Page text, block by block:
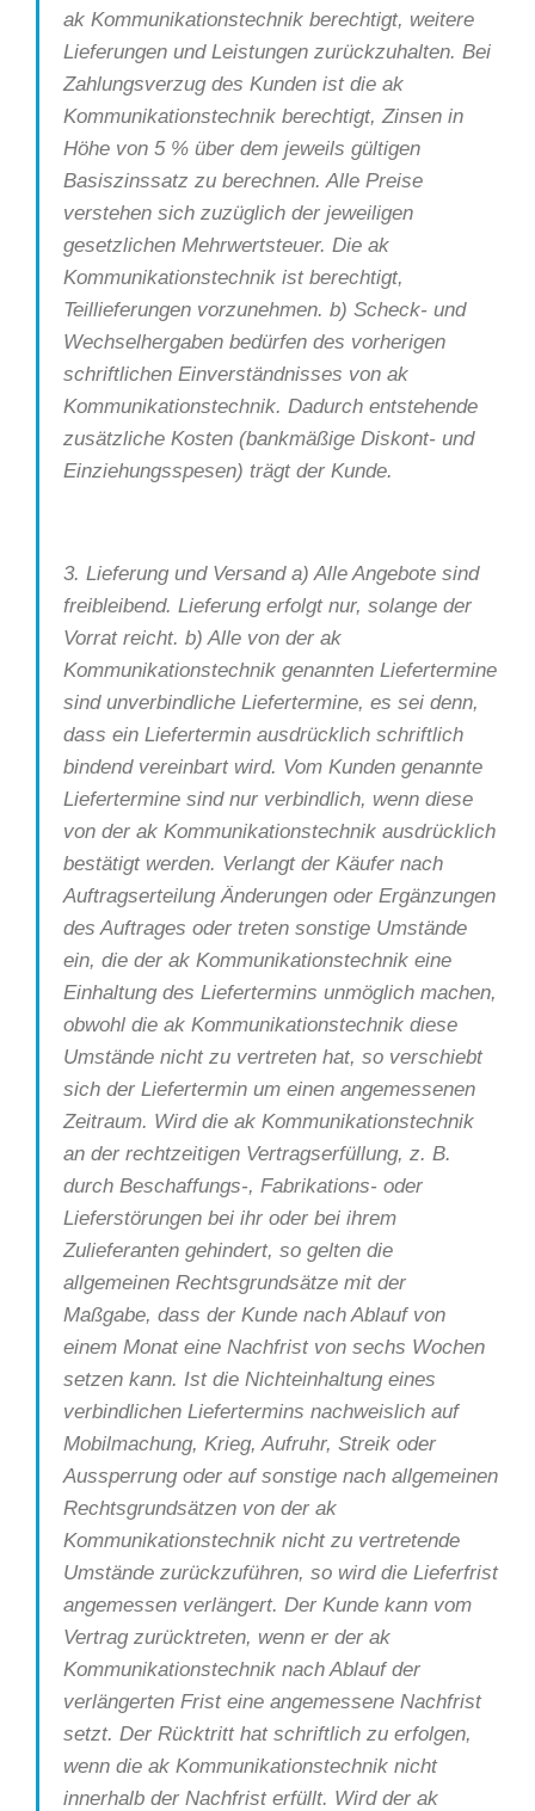
ak Kommunikationstechnik berechtigt, weitere
Lieferungen und Leistungen zurückzuhalten. Bei
Zahlungsverzug des Kunden ist die ak
Kommunikationstechnik berechtigt, Zinsen in
Höhe von 5 % über dem jeweils gültigen
Basiszinssatz zu berechnen. Alle Preise
verstehen sich zuzüglich der jeweiligen
gesetzlichen Mehrwertsteuer. Die ak
Kommunikationstechnik ist berechtigt,
Teillieferungen vorzunehmen. b) Scheck- und
Wechselhergaben bedürfen des vorherigen
schriftlichen Einverständnisses von ak
Kommunikationstechnik. Dadurch entstehende
zusätzliche Kosten (bankmäßige Diskont- und
Einziehungsspesen) trägt der Kunde.
3. Lieferung und Versand a) Alle Angebote sind
freibleibend. Lieferung erfolgt nur, solange der
Vorrat reicht. b) Alle von der ak
Kommunikationstechnik genannten Liefertermine
sind unverbindliche Liefertermine, es sei denn,
dass ein Liefertermin ausdrücklich schriftlich
bindend vereinbart wird. Vom Kunden genannte
Liefertermine sind nur verbindlich, wenn diese
von der ak Kommunikationstechnik ausdrücklich
bestätigt werden. Verlangt der Käufer nach
Auftragserteilung Änderungen oder Ergänzungen
des Auftrages oder treten sonstige Umstände
ein, die der ak Kommunikationstechnik eine
Einhaltung des Liefertermins unmöglich machen,
obwohl die ak Kommunikationstechnik diese
Umstände nicht zu vertreten hat, so verschiebt
sich der Liefertermin um einen angemessenen
Zeitraum. Wird die ak Kommunikationstechnik
an der rechtzeitigen Vertragserfüllung, z. B.
durch Beschaffungs-, Fabrikations- oder
Lieferstörungen bei ihr oder bei ihrem
Zulieferanten gehindert, so gelten die
allgemeinen Rechtsgrundsätze mit der
Maßgabe, dass der Kunde nach Ablauf von
einem Monat eine Nachfrist von sechs Wochen
setzen kann. Ist die Nichteinhaltung eines
verbindlichen Liefertermins nachweislich auf
Mobilmachung, Krieg, Aufruhr, Streik oder
Aussperrung oder auf sonstige nach allgemeinen
Rechtsgrundsätzen von der ak
Kommunikationstechnik nicht zu vertretende
Umstände zurückzuführen, so wird die Lieferfrist
angemessen verlängert. Der Kunde kann vom
Vertrag zurücktreten, wenn er der ak
Kommunikationstechnik nach Ablauf der
verlängerten Frist eine angemessene Nachfrist
setzt. Der Rücktritt hat schriftlich zu erfolgen,
wenn die ak Kommunikationstechnik nicht
innerhalb der Nachfrist erfüllt. Wird der ak